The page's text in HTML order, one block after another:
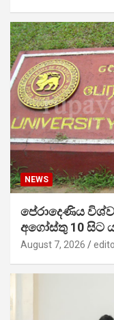
NEWS
පේරාදෙණිය
අගෝස්තු 10 සිට
August 7, 2026